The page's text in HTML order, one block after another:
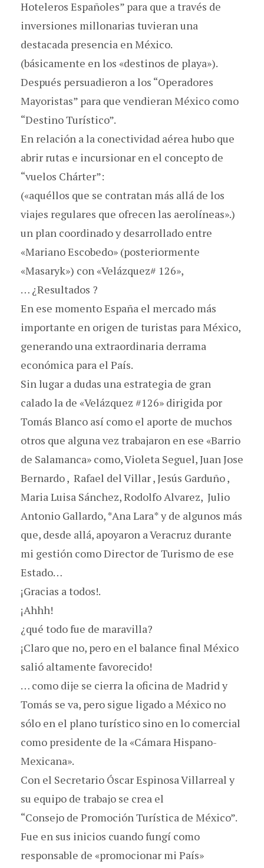
Hoteleros Españoles” para que a través de
inversiones millonarias tuvieran una
destacada presencia en México.
(básicamente en los «destinos de playa»).
Después persuadieron a los “Operadores
Mayoristas” para que vendieran México como
“Destino Turístico”.
En relación a la conectividad aérea hubo que
abrir rutas e incursionar en el concepto de
“vuelos Chárter”:
(«aquéllos que se contratan más allá de los
viajes regulares que ofrecen las aerolíneas».)
un plan coordinado y desarrollado entre
«Mariano Escobedo» (posteriormente
«Masaryk») con «Velázquez# 126»,
… ¿Resultados ?
En ese momento España el mercado más
importante en origen de turistas para México,
generando una extraordinaria derrama
económica para el País.
Sin lugar a dudas una estrategia de gran
calado la de «Velázquez #126» dirigida por
Tomás Blanco así como el aporte de muchos
otros que alguna vez trabajaron en ese «Barrio
de Salamanca» como, Violeta Seguel, Juan Jose
Bernardo , Rafael del Villar , Jesús Garduño ,
Maria Luisa Sánchez, Rodolfo Alvarez, Julio
Antonio Gallardo, *Ana Lara* y de algunos más
que, desde allá, apoyaron a Veracruz durante
mi gestión como Director de Turismo de ese
Estado…
¡Gracias a todos!.
¡Ahhh!
¿qué todo fue de maravilla?
¡Claro que no, pero en el balance final México
salió altamente favorecido!
… como dije se cierra la oficina de Madrid y
Tomás se va, pero sigue ligado a México no
sólo en el plano turístico sino en lo comercial
como presidente de la «Cámara Hispano-
Mexicana».
Con el Secretario Óscar Espinosa Villarreal y
su equipo de trabajo se crea el
“Consejo de Promoción Turística de México”.
Fue en sus inicios cuando fungí como
responsable de «promocionar mi País»